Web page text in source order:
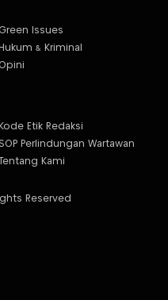
Green Issues
Hukum & Kriminal
Kode Etik Redaksi
SOP Perlindungan Wartawan
Tentang Kami
Reserved